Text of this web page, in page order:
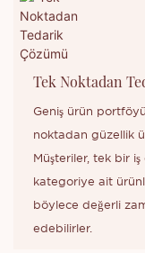
Tek Noktadan
Geniş ürün
noktadan güzellik
Müşteriler, tek bir iş
kategoriye ait
böylece değerli
edebilirler.